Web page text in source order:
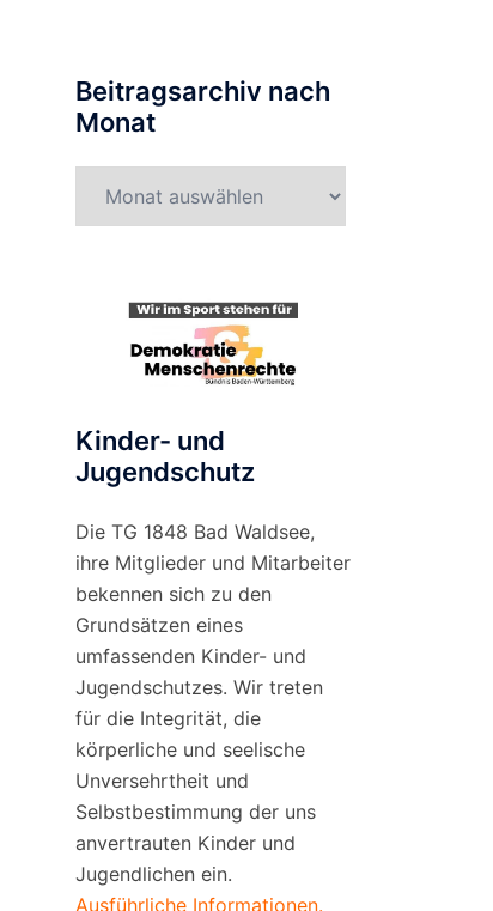
Beitragsarchiv nach
Monat
nach
Kinder- und
Jugendschutz
Die TG 1848 Bad Waldsee,
ihre Mitglieder und Mitarbeiter
bekennen sich zu den
Grundsätzen eines
umfassenden Kinder- und
Jugendschutzes. Wir treten
für die Integrität, die
körperliche und seelische
Unversehrtheit und
Selbstbestimmung der uns
anvertrauten Kinder und
Jugendlichen ein.
Ausführliche Informationen.